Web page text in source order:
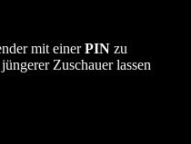
mit einerPIN zu
Zuschauer lassen